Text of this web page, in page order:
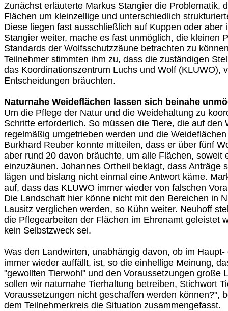
Zunächst erläuterte Markus Stangier die Problematik,
Flächen um kleinzellige und unterschiedlich
Diese liegen fast ausschließlich auf Kuppen oder aber
Stangier weiter, mache es fast unmöglich, die kleinen
Standards der Wolfsschutzzäune betrachten zu
Teilnehmer stimmten ihm zu, dass die zuständigen
das Koordinationszentrum Luchs und Wolf (KLUWO),
Entscheidungen bräuchten.
Naturnahe Weideflächen lassen sich beinahe
Um die Pflege der Natur und die Weidehaltung zu
Schritte erforderlich. So müssen die Tiere, die auf den
regelmäßig umgetrieben werden und die
Burkhard Reuber konnte mitteilen, dass er über fünf
aber rund 20 davon bräuchte, um alle Flächen, soweit
einzuzäunen. Johannes Ortheil beklagt, dass Anträge
lägen und bislang nicht einmal eine Antwort käme.
auf, dass das KLUWO immer wieder von falschen
Die Landschaft hier könne nicht mit den Bereichen in
Lausitz verglichen werden, so Kühn weiter. Neuhoff
die Pflegearbeiten der Flächen im Ehrenamt geleistet
kein Selbstzweck sei.
Was den Landwirten, unabhängig davon, ob im
immer wieder auffällt, ist, so die einhellige Meinung,
"gewollten Tierwohl" und den Voraussetzungen große
sollen wir naturnahe Tierhaltung betreiben, Stichwort
Voraussetzungen nicht geschaffen werden können?",
dem Teilnehmerkreis die Situation zusammengefasst.